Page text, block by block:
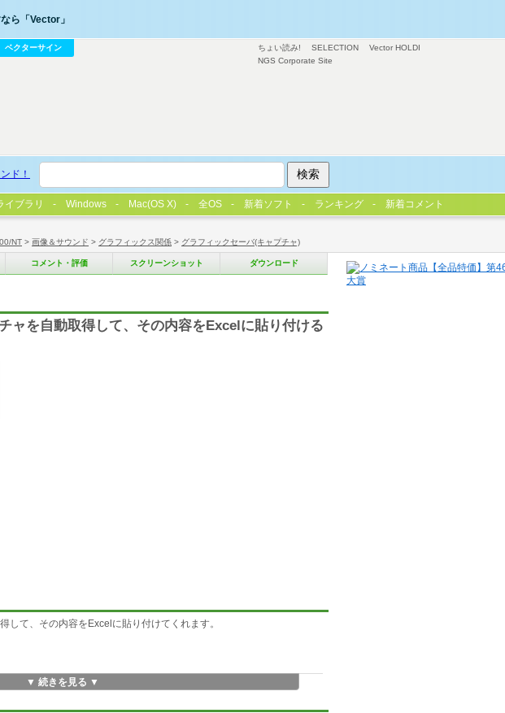
NT > 画像＆サウンド > グラフィックス関係 > グラフィックセーバ(キャプチャ)
コメント・評価 スクリーンショット ダウンロード
ャを自動取得して、その内容をExcelに貼り付ける
して、その内容をExcelに貼り付けてくれます。
▼ 続きを見る ▼
ちょい読み! SELECTION
Vector HOLDI
NGS Corporate Site
ら「Vector」
ベクターサイン
ド！
イブラリ Windows Mac(OS X) 全OS 新着ソフト ランキング 新着コメント